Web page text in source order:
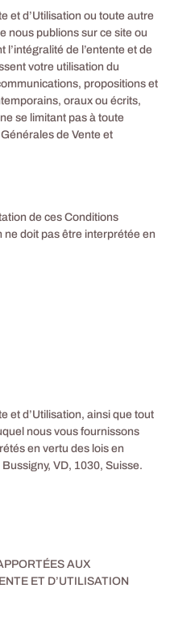
et d’Utilisation ou toute autre
nous publions sur ce site ou
de l’entente et de
votre utilisation du
propositions et
oraux ou écrits,
se limitant pas à toute
de Vente et
de ces Conditions
ne doit pas être interprétée en
et d’Utilisation, ainsi que tout
nous vous fournissons
en vertu des lois en
VD, 1030, Suisse.
AUX
ET D’UTILISATION